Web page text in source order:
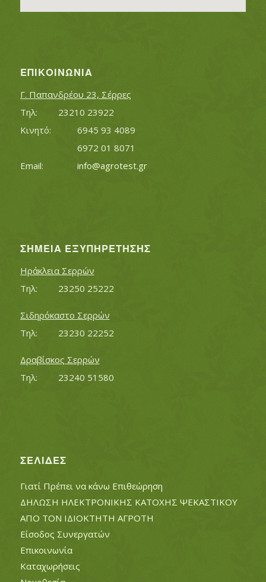
ΕΠΙΚΟΙΝΩΝΊΑ
Γ. Παπανδρέου 23, Σέρρες
Τηλ:		23210 23922
Κινητό:		6945 93 4089
			6972 01 8071
info@agrotest.gr
ΣΗΜΕΊΑ ΕΞΥΠΗΡΈΤΗΣΗΣ
Ηράκλεια Σερρών
Τηλ:		23250 25222
Σιδηρόκαστο Σερρών
Τηλ:		23230 22252
Δραβίσκος Σερρών
Τηλ:		23240 51580
ΣΕΛΊΔΕΣ
Γιατί Πρέπει να κάνω Επιθεώρηση
ΔΗΛΩΣΗ ΗΛΕΚΤΡΟΝΙΚΗΣ ΚΑΤΟΧΗΣ ΨΕΚΑΣΤΙΚΟΥ
ΑΠΟ ΤΟΝ ΙΔΙΟΚΤΗΤΗ ΑΓΡΟΤΗ
Είσοδος Συνεργατών
Επικοινωνία
Καταχωρήσεις